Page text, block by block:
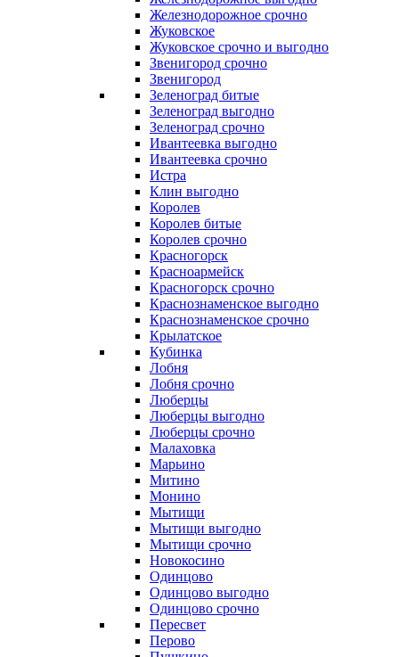
Железнодорожное срочно
Жуковское
Жуковское срочно и выгодно
Звенигород срочно
Звенигород
Зеленоград битые
Зеленоград выгодно
Зеленоград срочно
Ивантеевка выгодно
Ивантеевка срочно
Истра
Клин выгодно
Королев
Королев битые
Королев срочно
Красногорск
Красноармейск
Красногорск срочно
Краснознаменское выгодно
Краснознаменское срочно
Крылатское
Кубинка
Лобня
Лобня срочно
Люберцы
Люберцы выгодно
Люберцы срочно
Малаховка
Марьино
Митино
Монино
Мытищи
Мытищи выгодно
Мытищи срочно
Новокосино
Одинцово
Одинцово выгодно
Одинцово срочно
Пересвет
Перово